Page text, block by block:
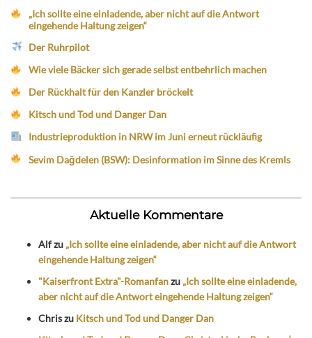
„Ich sollte eine einladende, aber nicht auf die Antwort
eingehende Haltung zeigen“
Der Ruhrpilot
Wie viele Bäcker sich gerade selbst entbehrlich machen
Der Rückhalt für den Kanzler bröckelt
Kitsch und Tod und Danger Dan
Industrieproduktion in NRW im Juni erneut rückläufig
Sevim Dağdelen (BSW): Desinformation im Sinne des Kremls
Aktuelle Kommentare
Alfzu „Ich sollte eine einladende, aber nicht auf die Antwort
eingehende Haltung zeigen“
"Kaiserfront Extra"-Romanfanzu „Ich sollte eine einladende,
aber nicht auf die Antwort eingehende Haltung zeigen“
Chriszu Kitsch und Tod und Danger Dan